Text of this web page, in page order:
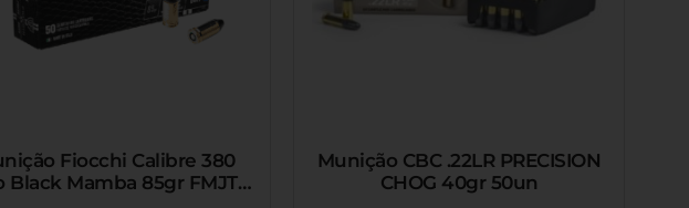
Fiocchi Calibre 380
Black Mamba 85gr FMJTC
Munição CBC .22LR PRECISION
CHOG 40gr 50un